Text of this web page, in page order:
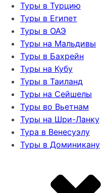
Туры в Турцию
Туры в Египет
Туры в ОАЭ
Туры на Мальдивы
Туры в Бахрейн
Туры на Кубу
Туры в Таиланд
Туры на Сейшелы
Туры во Вьетнам
Туры на Шри-Ланку
Тура в Венесуэлу
Туры в Доминикану